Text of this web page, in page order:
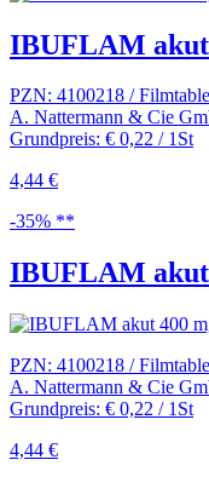
IBUFLAM
PZN: 4100218 /
A. Nattermann & Cie
Grundpreis: € 0,22 / 1St
4,44 €
-35% **
IBUFLAM
PZN: 4100218 /
A. Nattermann & Cie
Grundpreis: € 0,22 / 1St
4,44 €